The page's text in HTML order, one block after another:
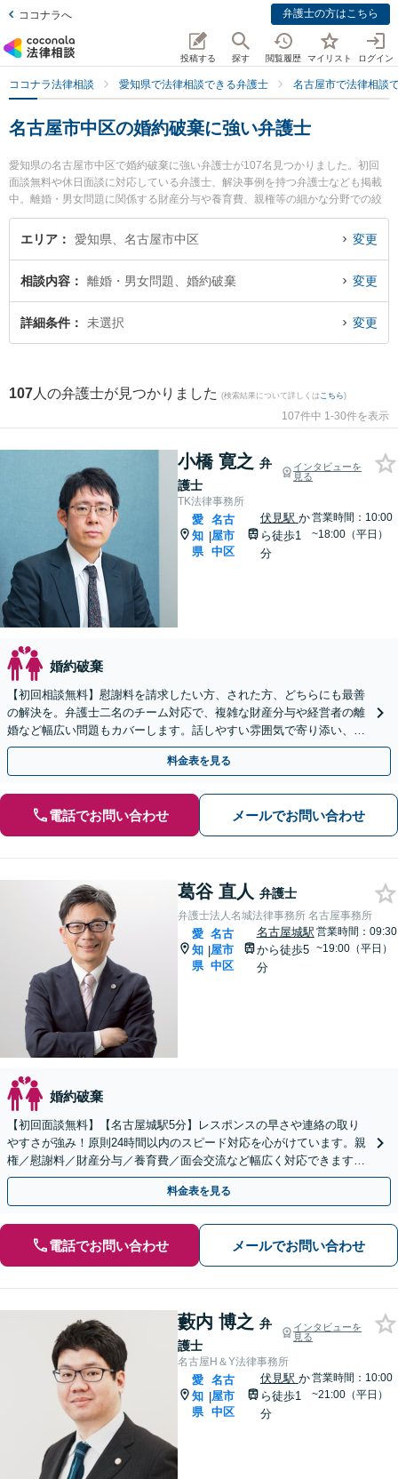
ココナラへ 弁護士の方はこちら
投稿する 探す 閲覧履歴 マイリスト ログイン
ココナラ法律相談 愛知県で法律相談できる弁護士 名古屋市で法律相談
名古屋市中区の婚約破棄に強い弁護士
愛知県の名古屋市中区で婚約破棄に強い弁護士が107名見つかりました。初回
面談無料や休日面談に対応している弁護士、解決事例を持つ弁護士なども掲載
中。離婚・男女問題に関係する財産分与や養育費、親権等の細かな分野での絞
り込み検索もでき便利です。特にTK法律事務所の小橋 寛之弁護士や弁護士法人
名城法律事務所 名古屋事務所の葛谷 直人弁護士、名古屋H＆Y法律事務所の藪
護士に相談したい』『婚約破棄のトラブル解決の実績豊富な近くの弁護士を検
索したい』『初回相談無料で婚約破棄を法律相談できる名古屋市中区内の弁護
士に相談予約したい』などでお困りの相談者さんにおすすめです。
エリア 愛知県、名古屋市中区 変更
相談内容 離婚・男女問題、婚約破棄 変更
詳細条件 未選択 変更
107 人の弁護士が見つかりました (検索結果について詳しくは こちら)
107件中 1-30件を表示
小橋 寛之 弁
護士
インタビューを
見る
TK法律事務所
愛
知
県
|
名古
屋市
中区
伏見駅 か
ら徒歩1
分
営業時間：10:00
~18:00（平日）
婚約破棄
【初回相談無料】慰謝料を請求したい方、された方、どちらにも最善
の解決を。弁護士二名のチーム対応で、複雑な財産分与や経営者の離
婚など幅広い問題もカバーします。話しやすい雰囲気で寄り添い、専
門家として確かな方針を導きます。まずはご相談を。
料金表を見る
電話でお問い合わせ メールでお問い合わせ
葛谷 直人 弁護士
弁護士法人名城法律事務所 名古屋事務所
愛
知
県
|
名古
屋市
中区
名古屋城駅
から徒歩5
分
営業時間：09:30
~19:00（平日）
婚約破棄
【初回面談無料】【名古屋城駅5分】レスポンスの早さや連絡の取り
やすさが強み！原則24時間以内のスピード対応を心がけています。親
権／慰謝料／財産分与／養育費／面会交流など幅広く対応できます。
相談者さまの精神的な負担を軽減しつつ解決を目指します
料金表を見る
電話でお問い合わせ メールでお問い合わせ
藪内 博之 弁
護士
インタビューを
見る
名古屋H＆Y法律事務所
愛
知
県
|
名古
屋市
中区
伏見駅 か
ら徒歩1
分
営業時間：10:00
~21:00（平日）